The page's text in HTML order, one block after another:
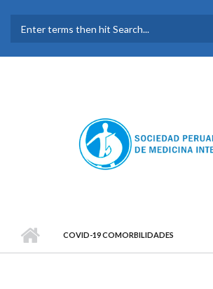
FORMULARIO DE
BÚSQUEDA
COVID-19 COMORBILIDADES